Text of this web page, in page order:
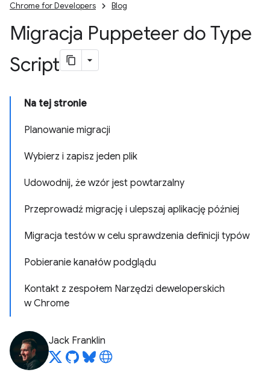
Chrome for Developers Blog
Migracja Puppeteer do Type
Script
Na tej stronie
Planowanie migracji
Wybierz i zapisz jeden plik
Udowodnij, że wzór jest powtarzalny
Przeprowadź migrację i ulepszaj aplikację później
Migracja testów w celu sprawdzenia definicji typów
Pobieranie kanałów podglądu
Kontakt z zespołem Narzędzi deweloperskich
w Chrome
Jack Franklin